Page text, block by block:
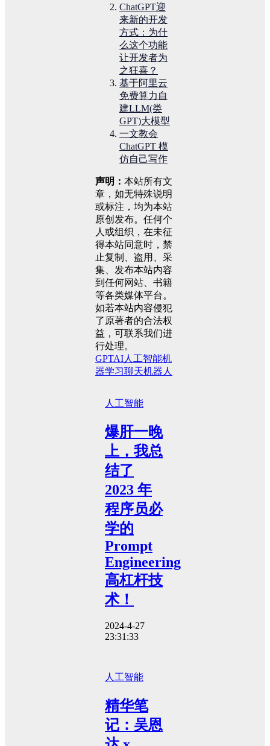
ChatGPT迎
来新的开发
方式：为什
么这个功能
让开发者为
之狂喜？
基于阿里云
免费算力自
建LLM(类
GPT)大模型
一文教会
ChatGPT 模
仿自己写作
声明： 本站所有文
章，如无特殊说明
或标注，均为本站
原创发布。任何个
人或组织，在未征
得本站同意时，禁
止复制、盗用、采
集、发布本站内容
到任何网站、书籍
等各类媒体平台。
如若本站内容侵犯
了原著者的合法权
益，可联系我们进
行处理。
GPTAI人工智能机
器学习聊天机器人
人工智能
爆肝一晚
上，我总
结了
2023 年
程序员必
学的
Prompt
Engineering
高杠杆技
术！
2024-4-27
23:31:33
人工智能
精华笔
记：吴恩